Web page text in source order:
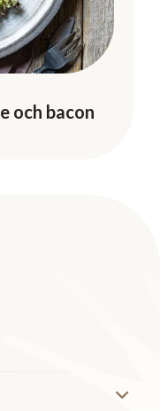
och bacon